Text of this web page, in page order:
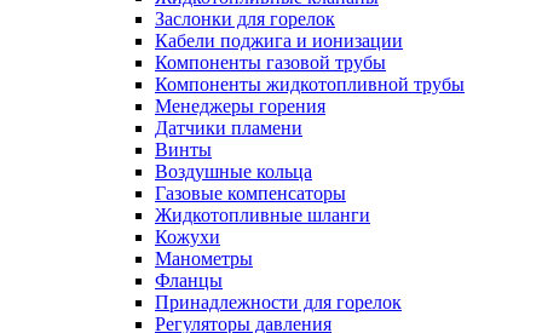
Заслонки для горелок
Кабели поджига и ионизации
Компоненты газовой трубы
Компоненты жидкотопливной трубы
Менеджеры горения
Датчики пламени
Винты
Воздушные кольца
Газовые компенсаторы
Жидкотопливные шланги
Кожухи
Манометры
Фланцы
Принадлежности для горелок
Регуляторы давления